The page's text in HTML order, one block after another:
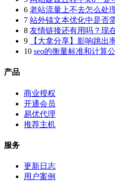
6 老站流量上不去怎么处
7 站外锚文本优化中是否
8 友情链接还有用吗？现
9
【大拿分享】影响跳出
10 seo的衡量标准和计算
产品
商业授权
开通会员
易优代理
推荐主机
服务
更新日志
用户案例